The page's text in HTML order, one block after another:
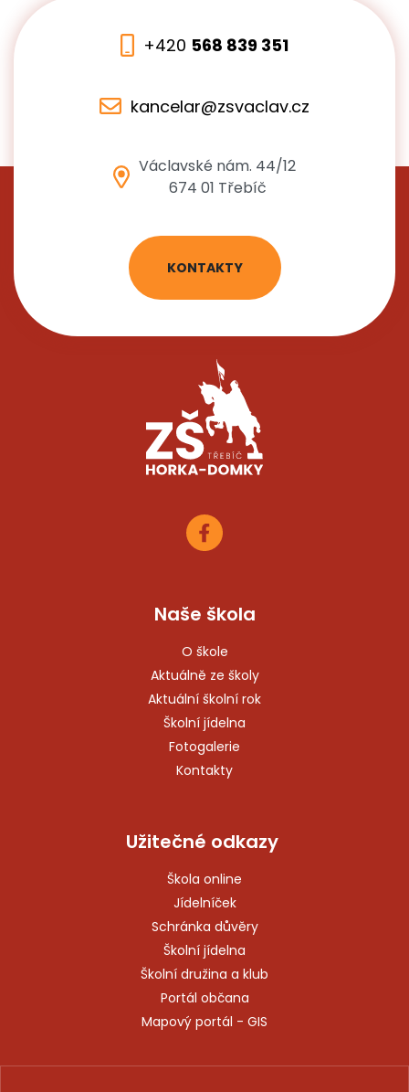
+420 568 839 351
kancelar@zsvaclav.cz
Václavské nám. 44/12
674 01 Třebíč
KONTAKTY
Naše škola
O škole
Aktuálně ze školy
Aktuální školní rok
Školní jídelna
Fotogalerie
Kontakty
Užitečné odkazy
Škola online
Jídelníček
Schránka důvěry
Školní jídelna
Školní družina a klub
Portál občana
Mapový portál - GIS